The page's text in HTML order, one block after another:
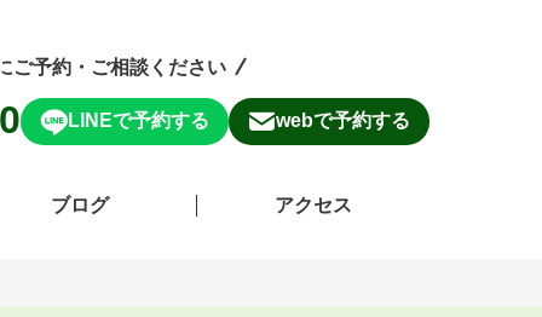
ご予約・ご相談ください
LINEで予約する webで予約する
ブログ アクセス